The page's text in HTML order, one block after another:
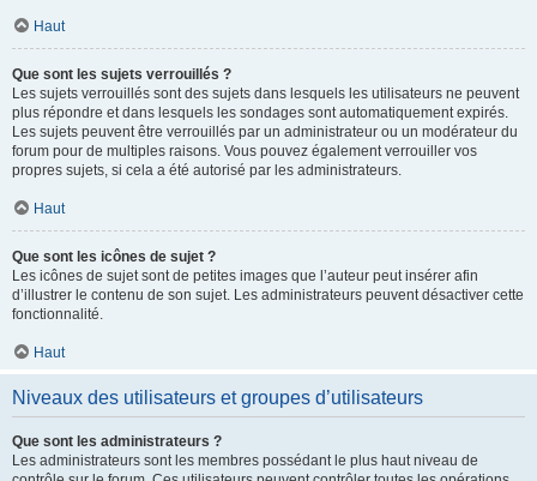
Haut
Que sont les sujets verrouillés ?
Les sujets verrouillés sont des sujets dans lesquels les utilisateurs ne peuvent
plus répondre et dans lesquels les sondages sont automatiquement expirés.
Les sujets peuvent être verrouillés par un administrateur ou un modérateur du
forum pour de multiples raisons. Vous pouvez également verrouiller vos
propres sujets, si cela a été autorisé par les administrateurs.
Haut
Que sont les icônes de sujet ?
Les icônes de sujet sont de petites images que l’auteur peut insérer afin
d’illustrer le contenu de son sujet. Les administrateurs peuvent désactiver cette
fonctionnalité.
Haut
Niveaux des utilisateurs et groupes d’utilisateurs
Que sont les administrateurs ?
Les administrateurs sont les membres possédant le plus haut niveau de